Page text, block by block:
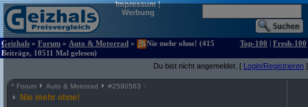
Impressum|
Werbung
Geizhals » Forum » Auto & Motorrad »
Nie mehr ohne! (415
Beiträge, 10511 Mal gelesen)
Top-100 | Fresh-100
Du bist nicht angemeldet. [ Login/Registrieren ]
^ Forum Auto & Motorrad #2590563
Nie mehr ohne!